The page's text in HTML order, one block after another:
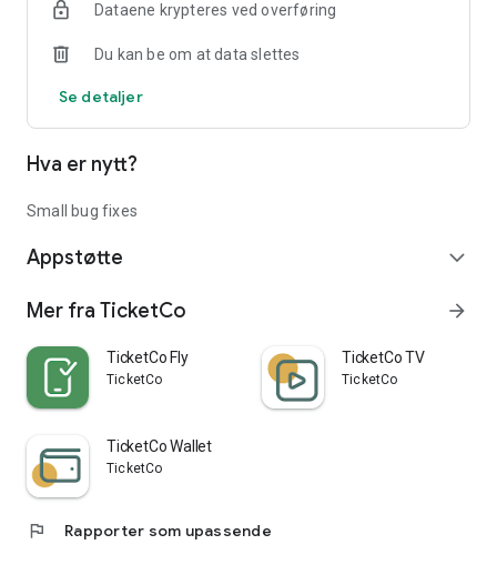
slipper han eller hun å måtte snu i døren.
Dataene krypteres ved overføring
Du kan be om at data slettes
Se detaljer
Hva er nytt?
Small bug fixes
Appstøtte expand_more
Mer fra TicketCo arrow_forward
TicketCo Fly
TicketCo
TicketCo TV
TicketCo
TicketCo Wallet
TicketCo
flag Rapporter som upassende